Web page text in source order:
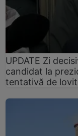
UPDATE Zi
candidat la
tentativă de